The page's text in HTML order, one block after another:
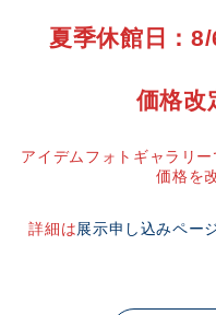
夏季休館日：8/
価格改
アイデムフォトギャラリ
価格を
詳細は展示申し込みペー